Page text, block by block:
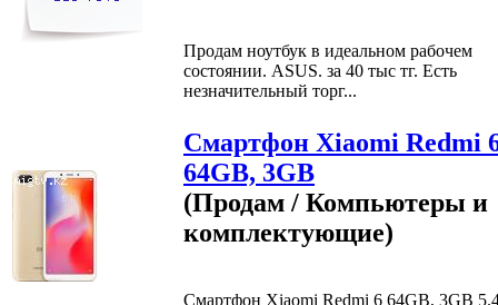
Продам ноутбук в идеальном рабочем
состоянии. ASUS. за 40 тыс тг. Есть
незначительный торг...
Смартфон Xiaomi Redmi
64GB, 3GB
(Продам / Компьютеры и
комплектующие)
Смартфон Xiaomi Redmi 6 64GB, 3GB